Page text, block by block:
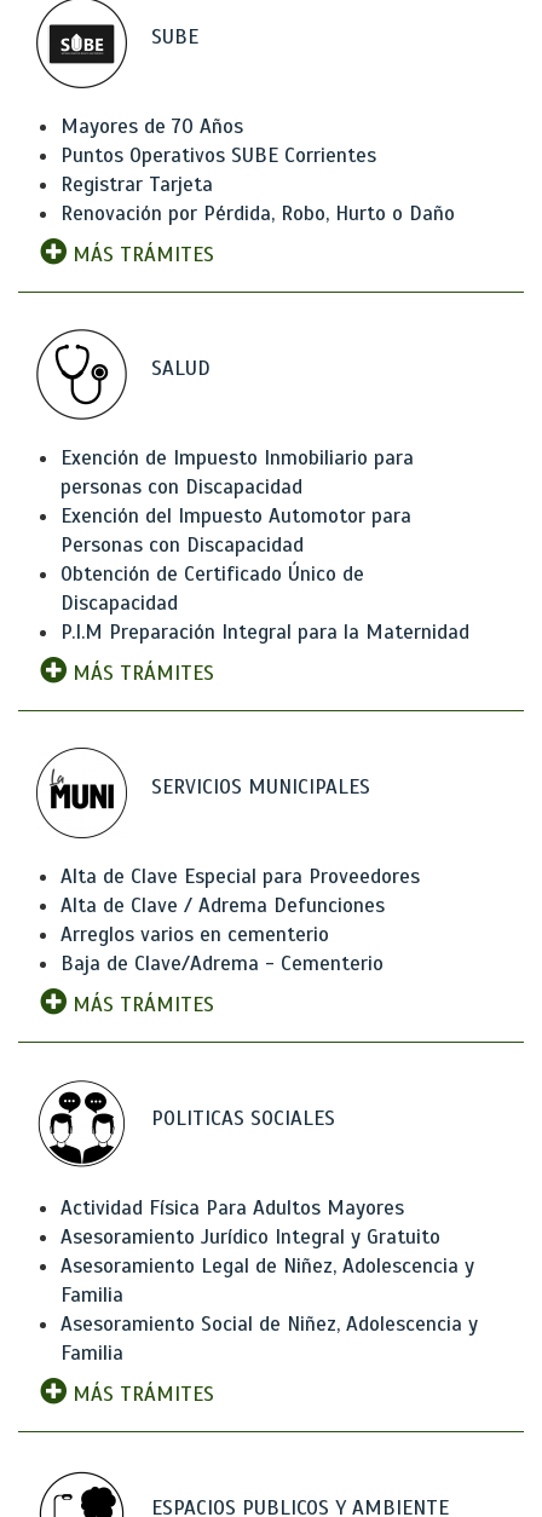
SUBE
Mayores de 70 Años
Puntos Operativos SUBE Corrientes
Registrar Tarjeta
Renovación por Pérdida, Robo, Hurto o Daño
MÁS TRÁMITES
SALUD
Exención de Impuesto Inmobiliario para
personas con Discapacidad
Exención del Impuesto Automotor para
Personas con Discapacidad
Obtención de Certificado Único de
Discapacidad
P.I.M Preparación Integral para la Maternidad
MÁS TRÁMITES
SERVICIOS MUNICIPALES
Alta de Clave Especial para Proveedores
Alta de Clave / Adrema Defunciones
Arreglos varios en cementerio
Baja de Clave/Adrema - Cementerio
MÁS TRÁMITES
POLITICAS SOCIALES
Actividad Física Para Adultos Mayores
Asesoramiento Jurídico Integral y Gratuito
Asesoramiento Legal de Niñez, Adolescencia y
Familia
Asesoramiento Social de Niñez, Adolescencia y
Familia
MÁS TRÁMITES
ESPACIOS PUBLICOS Y AMBIENTE